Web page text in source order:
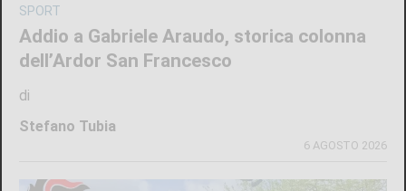
SPORT
Addio a Gabriele Araudo, storica colonna
dell’Ardor San Francesco
di
Stefano Tubia
6 AGOSTO 2026